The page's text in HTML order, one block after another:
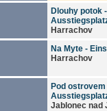
Dlouhy potok
Harrachov
Na Myte -
Harrachov
Pod ostrovem
Jablonec nad